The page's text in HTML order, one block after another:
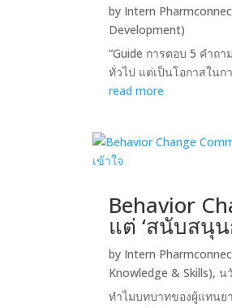
by Intern
Development)
“Guide การตอบ 5 คำถ
ทั่วไป แต่เป็นโอกาสใน
read more
Behavior
แต่ ‘สนับสนุ
by Intern
Knowledge & Skills),น
ทำไมบทบาทของผู้แทนย